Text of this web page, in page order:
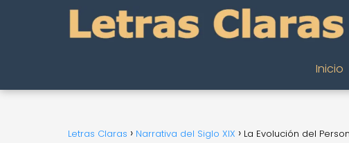
Inicio
Letras Claras Narrativa del Siglo XIX La Evolución del